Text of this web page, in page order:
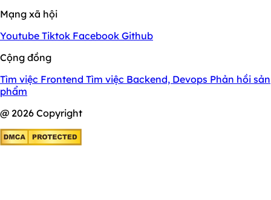
Mạng xã hội
Youtube Tiktok Facebook Github
Cộng đồng
Tìm việc Frontend Tìm việc Backend, Devops Phản hồi sản
phẩm
@ 2026 Copyright